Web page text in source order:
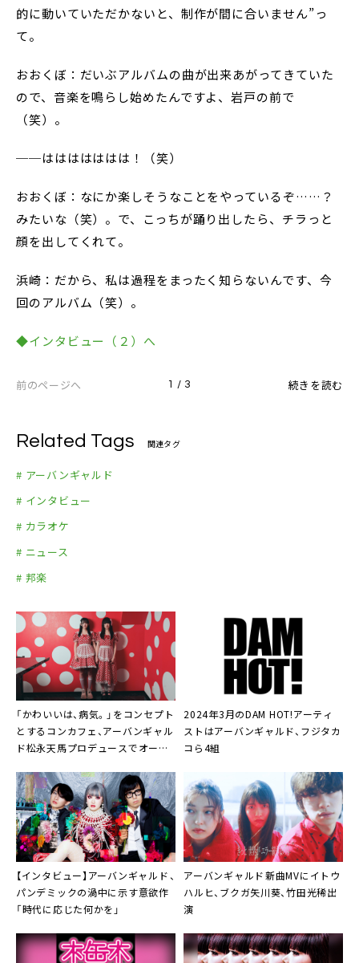
的に動いていただかないと、制作が間に合いません”っ
て。
おおくぼ：だいぶアルバムの曲が出来あがってきていた
ので、音楽を鳴らし始めたんですよ、岩戸の前で
（笑）。
──ははははははは！（笑）
おおくぼ：なにか楽しそうなことをやっているぞ……？
みたいな（笑）。で、こっちが踊り出したら、チラっと
顔を出してくれて。
浜崎：だから、私は過程をまったく知らないんです、今
回のアルバム（笑）。
◆インタビュー（２）へ
前のページへ 1 / 3 続きを読む
Related Tags 関連タグ
# アーバンギャルド
# インタビュー
# カラオケ
# ニュース
# 邦楽
「かわいいは、病気。」をコンセプト
とするコンカフェ、アーバンギャル
ド松永天馬プロデュースでオープ
2024年3月のDAM HOT!アーティ
ストはアーバンギャルド、フジタカ
コら4組
【インタビュー】 アーバンギャルド 、
パンデミックの渦中に示す意欲作
「時代に応じた何かを」
アーバンギャルド新曲MVにイトウ
ハルヒ、ブクガ矢川葵、竹田光稀出
演